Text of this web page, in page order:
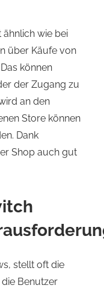
ähnlich wie bei
über Käufe von
können
der Zugang zu
an den
Store können
Dank
Shop auch gut
stellt oft die
Benutzer